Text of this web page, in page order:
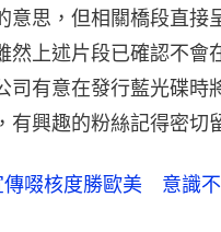
意思，但相關橋段直接
然上述片段已確認不會
司有意在發行藍光碟時
有興趣的粉絲記得密切
傳啜核度勝歐美 意識